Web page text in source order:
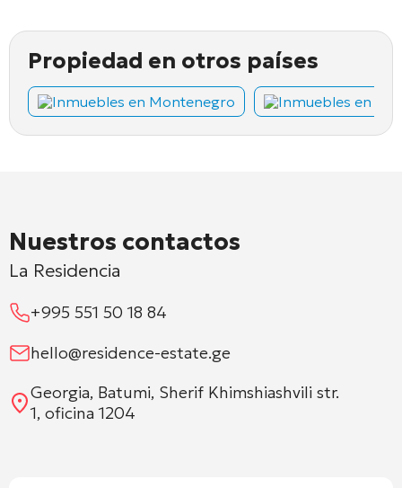
Propiedad en otros países
Inmuebles en Montenegro Inmuebles en
Nuestros contactos
La Residencia
+995 551 50 18 84
hello@residence-estate.ge
Georgia, Batumi, Sherif Khimshiashvili str.
1, oficina 1204